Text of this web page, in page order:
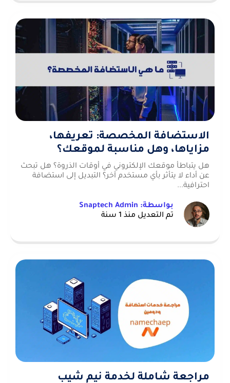
الاستضافة المخصصة: تعريفها،
مزاياها، وهل مناسبة لموقعك؟
هل يتباطأ موقعك الإلكتروني في أوقات الذروة؟ هل تبحث
عن أداء لا يتأثر بأي مستخدم آخر؟ التبديل إلى استضافة
احترافية...
بواسطة: Snaptech Admin
تم التعديل منذ 1 سنة
مراجعة شاملة لخدمة نيم شيب